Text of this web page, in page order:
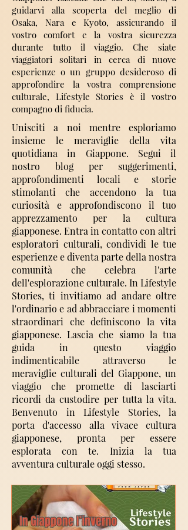
guidarvi alla scoperta del meglio di
Osaka, Nara e Kyoto, assicurando il
vostro comfort e la vostra sicurezza
durante tutto il viaggio. Che siate
viaggiatori solitari in cerca di nuove
esperienze o un gruppo desideroso di
approfondire la vostra comprensione
culturale, Lifestyle Stories è il vostro
compagno di fiducia.
Unisciti a noi mentre esploriamo
insieme le meraviglie della vita
quotidiana in Giappone. Segui il
nostro blog per suggerimenti,
approfondimenti locali e storie
stimolanti che accendono la tua
curiosità e approfondiscono il tuo
apprezzamento per la cultura
giapponese. Entra in contatto con altri
esploratori culturali, condividi le tue
esperienze e diventa parte della nostra
comunità che celebra l'arte
dell'esplorazione culturale. In Lifestyle
Stories, ti invitiamo ad andare oltre
l'ordinario e ad abbracciare i momenti
straordinari che definiscono la vita
giapponese. Lascia che siamo la tua
guida in questo viaggio
indimenticabile attraverso le
meraviglie culturali del Giappone, un
viaggio che promette di lasciarti
ricordi da custodire per tutta la vita.
Benvenuto in Lifestyle Stories, la
porta d'accesso alla vivace cultura
giapponese, pronta per essere
esplorata con te. Inizia la tua
avventura culturale oggi stesso.